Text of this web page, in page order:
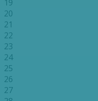
19
20
21
22
23
24
25
26
27